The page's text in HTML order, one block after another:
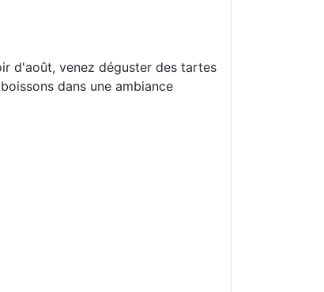
d'août, venez déguster des tartes
dans une ambiance